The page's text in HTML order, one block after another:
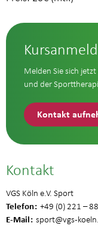
Melden Sie sich
und der
Kontakt
Kontakt
VGS Köln e.V. Sport
Telefon +49 (0) 221 –
E-Mail sport@vgs-